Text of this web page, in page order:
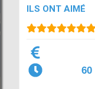
ILS ONT AIMÉ